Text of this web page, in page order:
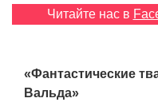
Читайте нас в
«Фантастические
Вальда»